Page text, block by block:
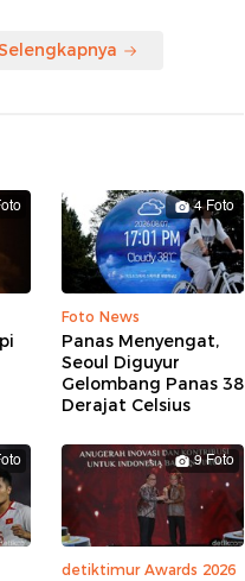
4 Foto
Foto News
Panas Menyengat,
Seoul Diguyur
Gelombang Panas 38
Derajat Celsius
9 Foto
detiktimur Awards 2026